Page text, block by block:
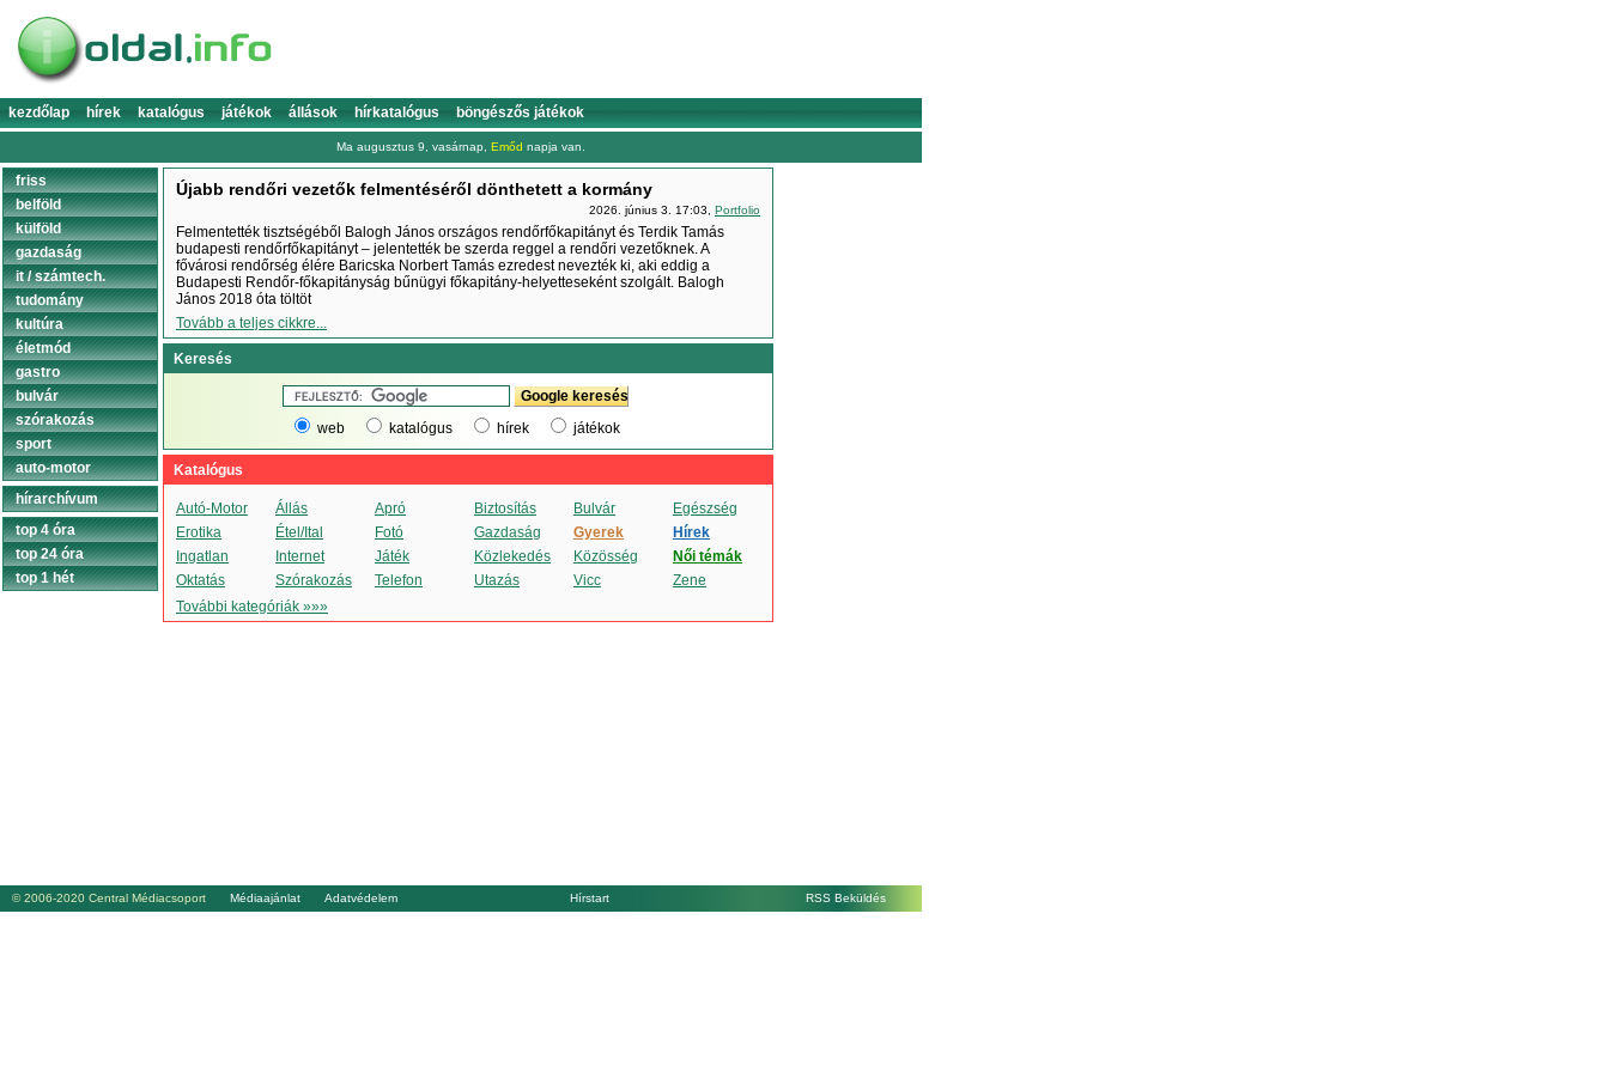
kezdőlap hírek katalógus játékok állások hírkatalógus böngészős játékok
Ma augusztus 9, vasárnap, Emőd napja van.
Újabb rendőri vezetők felmentéséről dönthetett a kormány
2026. június 3. 17:03, Portfolio
Felmentették tisztségéből Balogh János országos rendőrfőkapitányt és Terdik Tamás
budapesti rendőrfőkapitányt – jelentették be szerda reggel a rendőri vezetőknek. A
fővárosi rendőrség élére Baricska Norbert Tamás ezredest nevezték ki, aki eddig a
Budapesti Rendőr-főkapitányság bűnügyi főkapitány-helyetteseként szolgált. Balogh
János 2018 óta töltöt
Tovább a teljes cikkre...
Keresés
web katalógus hírek játékok
Katalógus
Autó-Motor Állás Apró Biztosítás Bulvár
Egészség
Erotika
Étel/Ital Fotó Gazdaság Gyerek
Hírek
Ingatlan
Internet Játék Közlekedés Közösség
Női témák
Oktatás
Szórakozás Telefon Utazás Vicc
Zene
További kategóriák »»»
friss
belföld
külföld
gazdaság
it / számtech.
tudomány
kultúra
életmód
gastro
bulvár
szórakozás
sport
auto-motor
hírarchívum
top 4 óra
top 24 óra
top 1 hét
RSS Beküldés
© 2006-2020 Central Médiacsoport Médiaajánlat Adatvédelem Hírstart